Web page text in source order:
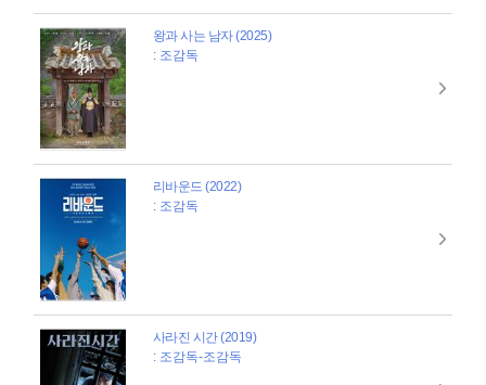
왕과 사는 남자 (2025)
: 조감독
리바운드 (2022)
: 조감독
사라진 시간 (2019)
: 조감독-조감독